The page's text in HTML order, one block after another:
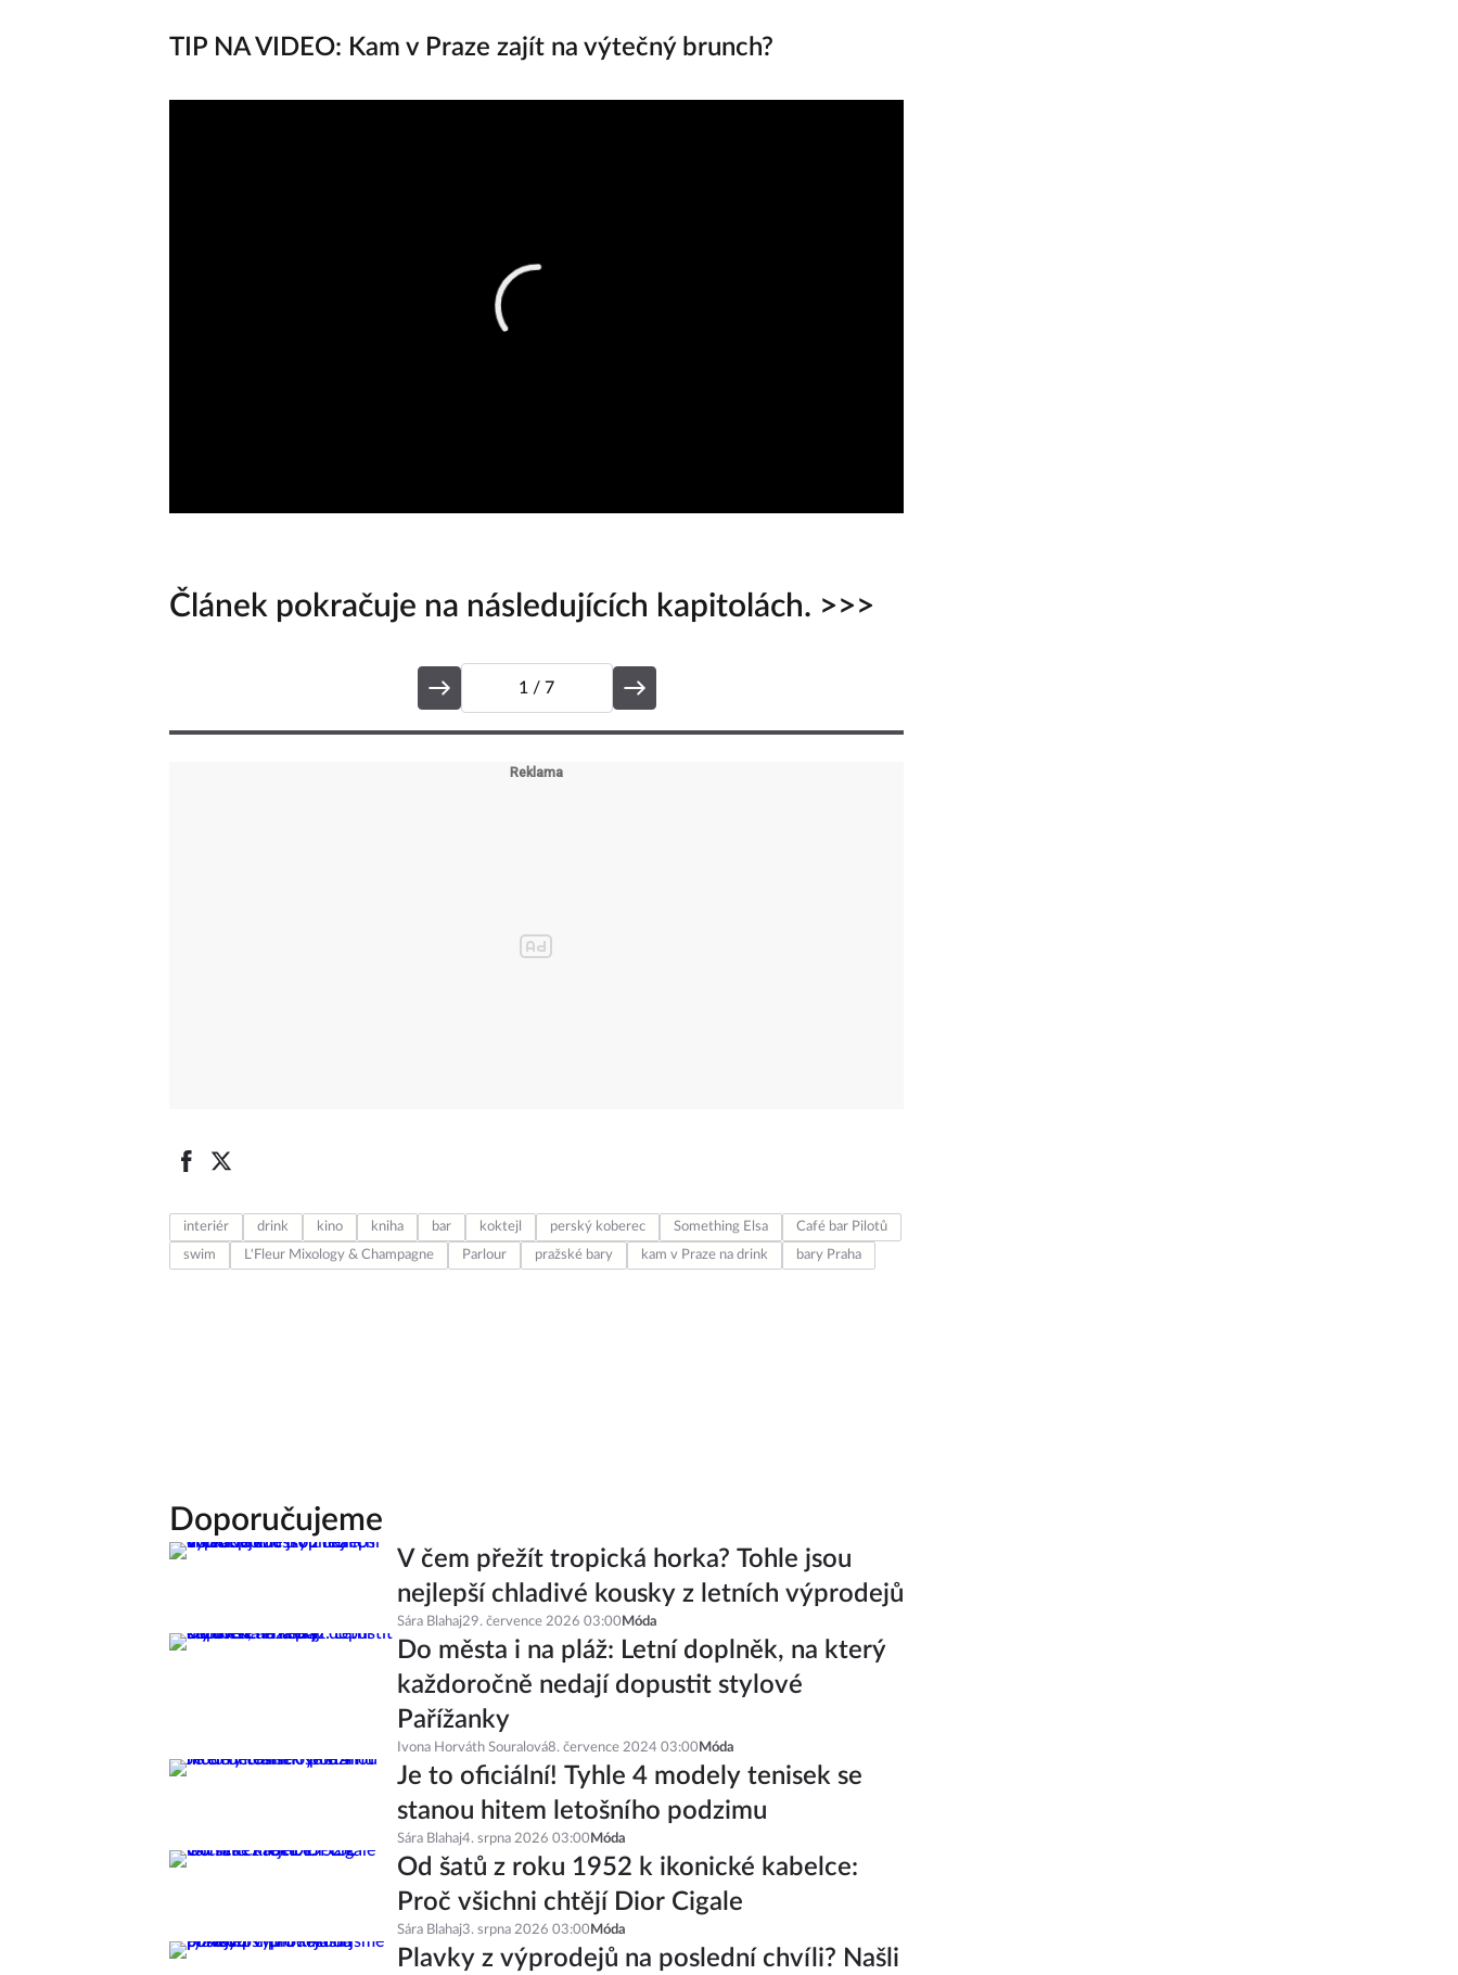
TIP NA VIDEO: Kam v Praze zajít na výtečný brunch?
Článek pokračuje na následujících kapitolách. >>>
1 / 7
interiér drink kino kniha bar koktejl perský koberec Something Elsa
Café bar Pilotů
swim
L'Fleur Mixology & Champagne Parlour pražské bary kam v Praze na drink bary Praha
Doporučujeme
V čem přežít tropická horka? Tohle jsou
nejlepší chladivé kousky z letních výprodejů
Sára Blahaj29. července 2026 03:00 Móda
Do města i na pláž: Letní doplněk, na který
každoročně nedají dopustit stylové
Pařížanky
Ivona Horváth Souralová8. července 2024 03:00 Móda
Je to oficiální! Tyhle 4 modely tenisek se
stanou hitem letošního podzimu
Sára Blahaj4. srpna 2026 03:00 Móda
Od šatů z roku 1952 k ikonické kabelce:
Proč všichni chtějí Dior Cigale
Sára Blahaj3. srpna 2026 03:00 Móda
Plavky z výprodejů na poslední chvíli? Našli